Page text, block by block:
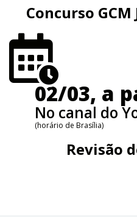
Concurso GCM
02/03, a
No canal do
(horário de Brasília)
Revisão